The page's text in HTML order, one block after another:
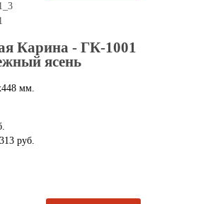
Карина - ГК-1001
ясень
мм.
руб.